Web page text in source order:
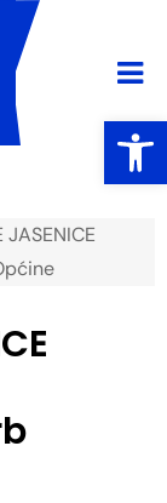
JASENICE